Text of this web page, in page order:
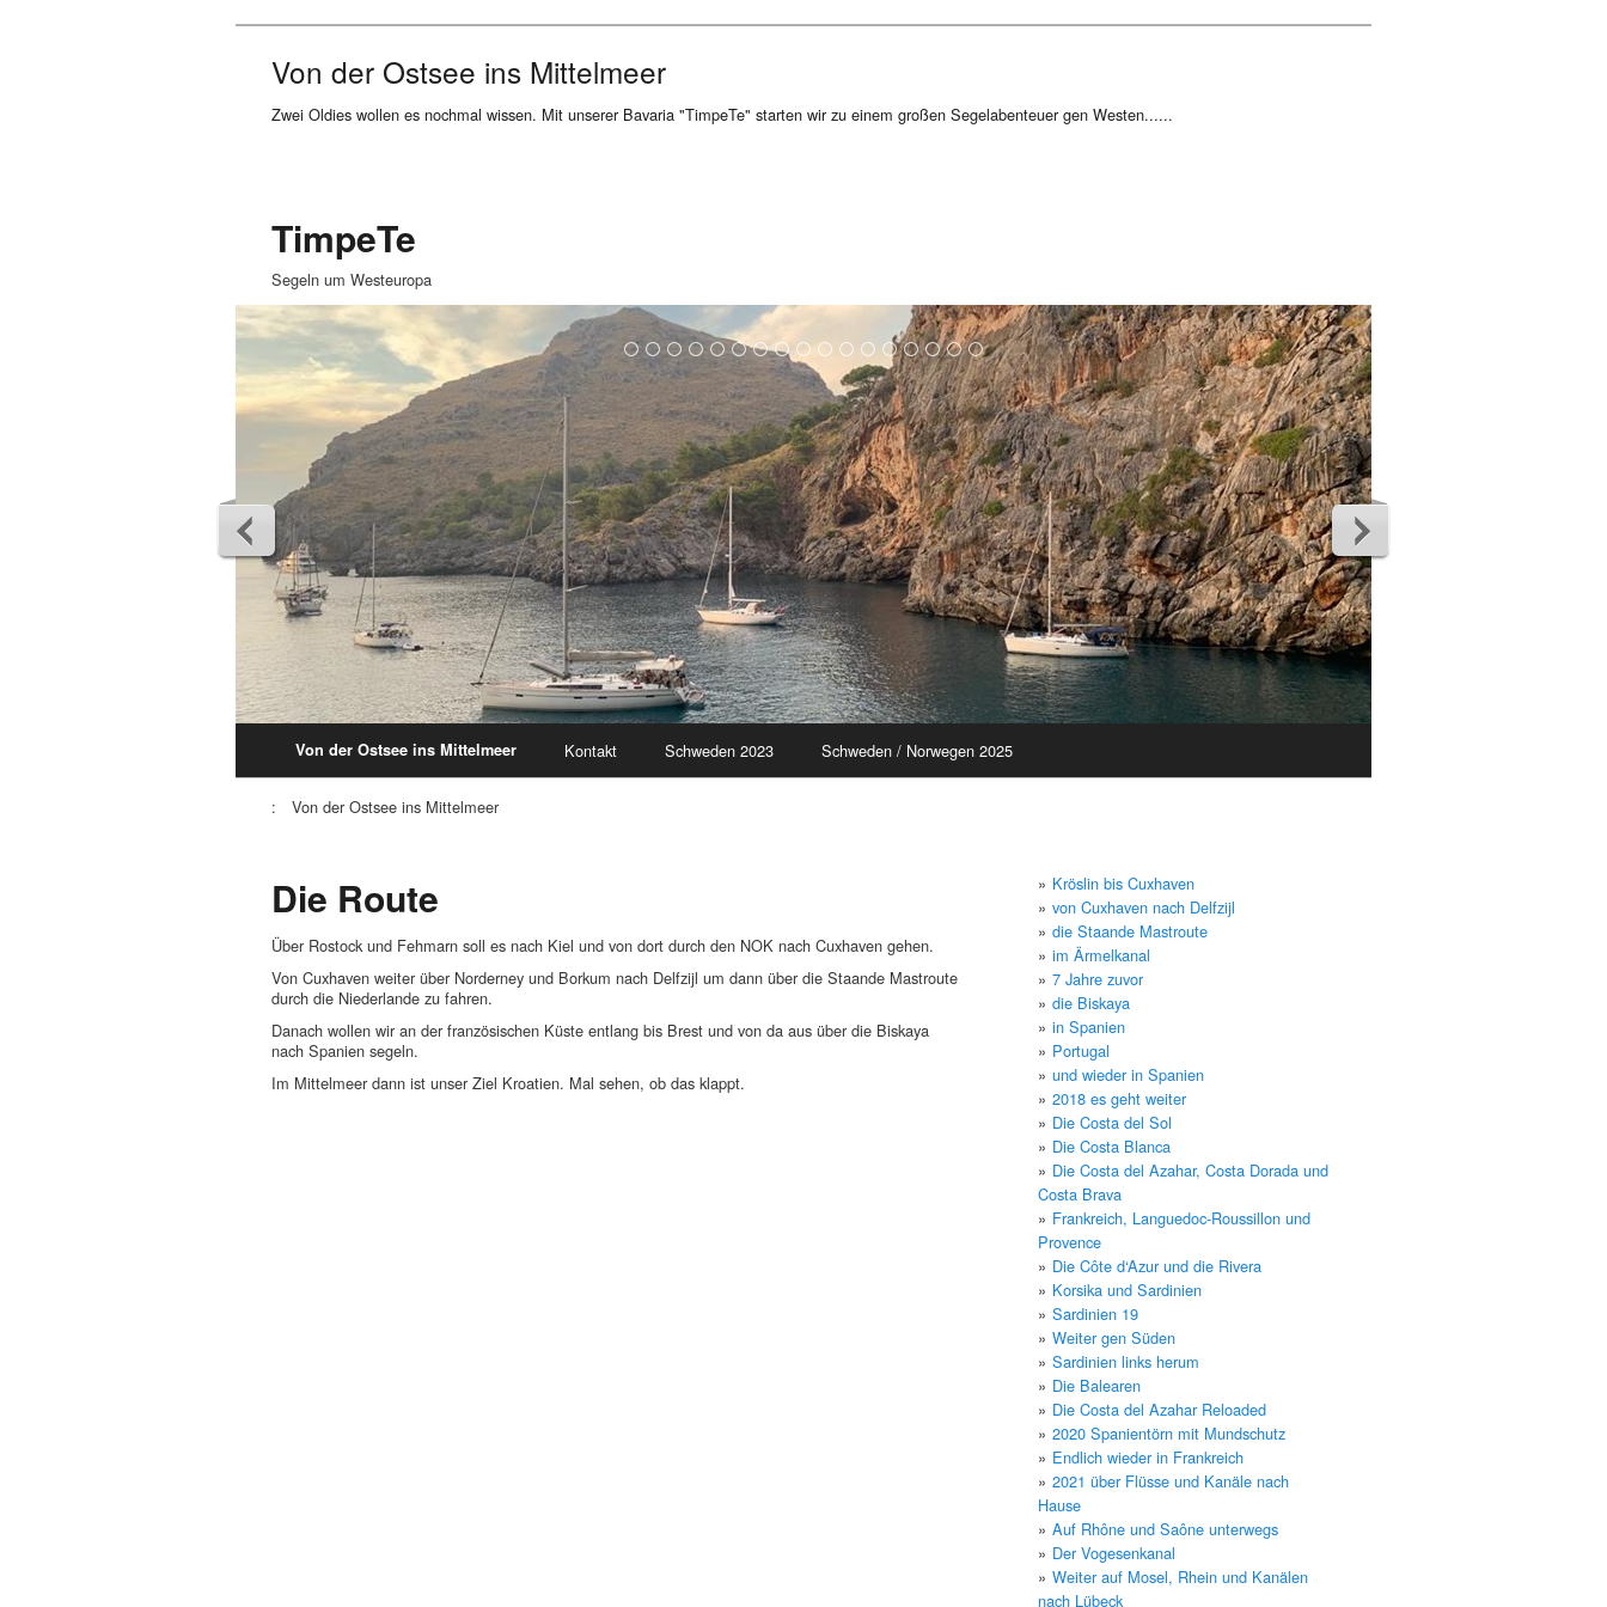
Von der Ostsee ins Mittelmeer
Zwei Oldies wollen es nochmal wissen. Mit unserer Bavaria "TimpeTe" starten wir zu einem großen Segelabenteuer gen Westen......
TimpeTe
Segeln um Westeuropa
Von der Ostsee ins Mittelmeer Kontakt Schweden 2023 Schweden / Norwegen 2025
: Von der Ostsee ins Mittelmeer
Die Route
Über Rostock und Fehmarn soll es nach Kiel und von dort durch den NOK nach Cuxhaven gehen.
Von Cuxhaven weiter über Norderney und Borkum nach Delfzijl um dann über die Staande Mastroute
durch die Niederlande zu fahren.
Danach wollen wir an der französischen Küste entlang bis Brest und von da aus über die Biskaya
nach Spanien segeln.
Im Mittelmeer dann ist unser Ziel Kroatien. Mal sehen, ob das klappt.
Kröslin bis Cuxhaven
von Cuxhaven nach Delfzijl
die Staande Mastroute
im Ärmelkanal
7 Jahre zuvor
die Biskaya
in Spanien
Portugal
und wieder in Spanien
2018 es geht weiter
Die Costa del Sol
Die Costa Blanca
Die Costa del Azahar, Costa Dorada und
Costa Brava
Frankreich, Languedoc-Roussillon und
Provence
Die Côte d‘Azur und die Rivera
Korsika und Sardinien
Sardinien 19
Weiter gen Süden
Sardinien links herum
Die Balearen
Die Costa del Azahar Reloaded
2020 Spanientörn mit Mundschutz
Endlich wieder in Frankreich
2021 über Flüsse und Kanäle nach
Hause
Auf Rhône und Saône unterwegs
Der Vogesenkanal
Weiter auf Mosel, Rhein und Kanälen
nach Lübeck